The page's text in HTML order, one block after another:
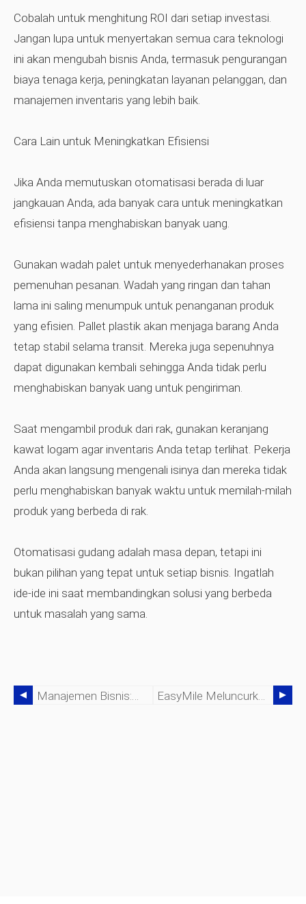
Cobalah untuk menghitung ROI dari setiap investasi.
Jangan lupa untuk menyertakan semua cara teknologi
ini akan mengubah bisnis Anda, termasuk pengurangan
biaya tenaga kerja, peningkatan layanan pelanggan, dan
manajemen inventaris yang lebih baik.
Cara Lain untuk Meningkatkan Efisiensi
Jika Anda memutuskan otomatisasi berada di luar
jangkauan Anda, ada banyak cara untuk meningkatkan
efisiensi tanpa menghabiskan banyak uang.
Gunakan wadah palet untuk menyederhanakan proses
pemenuhan pesanan. Wadah yang ringan dan tahan
lama ini saling menumpuk untuk penanganan produk
yang efisien. Pallet plastik akan menjaga barang Anda
tetap stabil selama transit. Mereka juga sepenuhnya
dapat digunakan kembali sehingga Anda tidak perlu
menghabiskan banyak uang untuk pengiriman.
Saat mengambil produk dari rak, gunakan keranjang
kawat logam agar inventaris Anda tetap terlihat. Pekerja
Anda akan langsung mengenali isinya dan mereka tidak
perlu menghabiskan banyak waktu untuk memilah-milah
produk yang berbeda di rak.
Otomatisasi gudang adalah masa depan, tetapi ini
bukan pilihan yang tepat untuk setiap bisnis. Ingatlah
ide-ide ini saat membandingkan solusi yang berbeda
untuk masalah yang sama.
Manajemen Bisnis:Menggunakan Teknologi Saat Ini Untuk Keuntungan Anda EasyMile Meluncurkan Traktor Derek Otonom